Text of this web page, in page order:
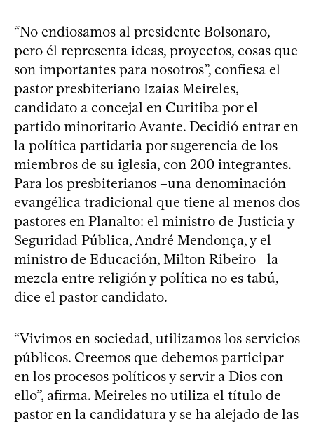
“No endiosamos al presidente Bolsonaro,
pero él representa ideas, proyectos, cosas que
son importantes para nosotros”, confiesa el
pastor presbiteriano Izaias Meireles,
candidato a concejal en Curitiba por el
partido minoritario Avante. Decidió entrar en
la política partidaria por sugerencia de los
miembros de su iglesia, con 200 integrantes.
Para los presbiterianos –una denominación
evangélica tradicional que tiene al menos dos
pastores en Planalto: el ministro de Justicia y
Seguridad Pública, André Mendonça, y el
ministro de Educación, Milton Ribeiro– la
mezcla entre religión y política no es tabú,
dice el pastor candidato.
“Vivimos en sociedad, utilizamos los servicios
públicos. Creemos que debemos participar
en los procesos políticos y servir a Dios con
ello”, afirma. Meireles no utiliza el título de
pastor en la candidatura y se ha alejado de las